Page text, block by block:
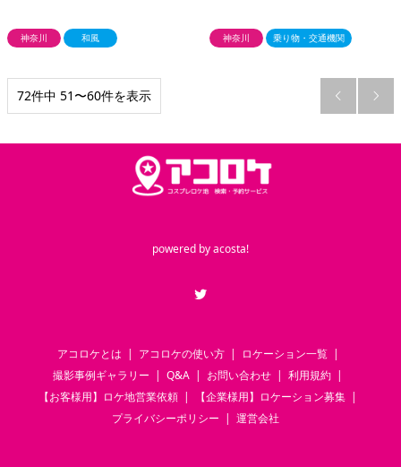
神奈川 和風 神奈川 乗り物・交通機関
72件中 51〜60件を表示  
powered byacosta!
アコロケとは アコロケの使い方
ロケーション一覧
撮影事例ギャラリー
Q&A お問い合わせ
利用規約
【お客様用】ロケ地営業依頼
【企業様用】ロケーション募集
プライバシーポリシー
運営会社